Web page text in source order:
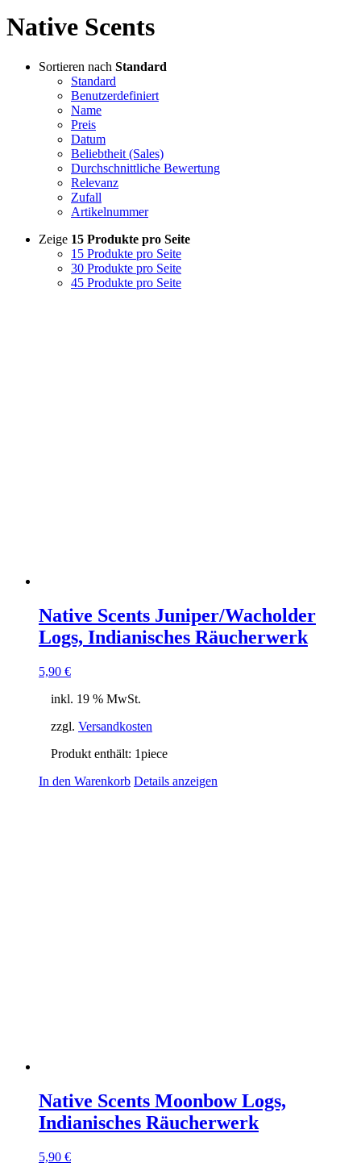
Native Scents
Sortieren nach Standard
Standard
Benutzerdefiniert
Name
Preis
Datum
Beliebtheit (Sales)
Durchschnittliche Bewertung
Relevanz
Zufall
Artikelnummer
Zeige 15 Produkte pro Seite
15 Produkte pro Seite
30 Produkte pro Seite
45 Produkte pro Seite
Native Scents Juniper/Wacholder
Logs, Indianisches Räucherwerk
5,90 €
inkl. 19 % MwSt.
zzgl. Versandkosten
Produkt enthält: 1piece
In den Warenkorb Details anzeigen
Native Scents Moonbow Logs,
Indianisches Räucherwerk
5,90 €